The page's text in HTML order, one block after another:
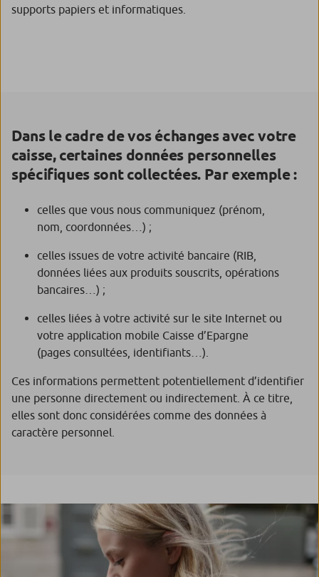
supports papiers et informatiques.
Dans le cadre de vos échanges avec votre
caisse, certaines données personnelles
spécifiques sont collectées. Par exemple :
celles que vous nous communiquez (prénom,
nom, coordonnées…) ;
celles issues de votre activité bancaire (RIB,
données liées aux produits souscrits, opérations
bancaires…) ;
celles liées à votre activité sur le site Internet ou
votre application mobile Caisse d’Epargne
(pages consultées, identifiants…).
Ces informations permettent potentiellement d’identifier
une personne directement ou indirectement. À ce titre,
elles sont donc considérées comme des données à
caractère personnel.